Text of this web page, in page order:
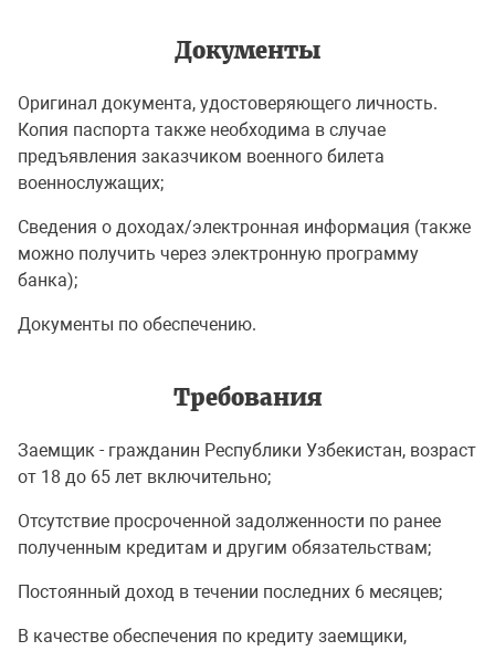
Документы
Оригинал документа, удостоверяющего личность.
Копия паспорта также необходима в случае
предъявления заказчиком военного билета
военнослужащих;
Сведения о доходах/электронная информация (также
можно получить через электронную программу
банка);
Документы по обеспечению.
Требования
Заемщик - гражданин Республики Узбекистан, возраст
от 18 до 65 лет включительно;
Отсутствие просроченной задолженности по ранее
полученным кредитам и другим обязательствам;
Постоянный доход в течении последних 6 месяцев;
В качестве обеспечения по кредиту заемщики,